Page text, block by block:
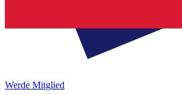
Werde Mitglied